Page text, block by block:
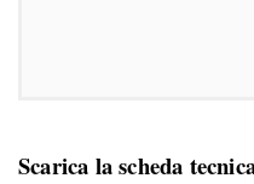
Scarica la scheda